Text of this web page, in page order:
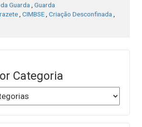
Guarda
Guarda
CIMBSE Criação Desconfinada
Categoria